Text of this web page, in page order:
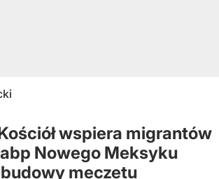
wspiera migrantów
Nowego Meksyku
meczetu